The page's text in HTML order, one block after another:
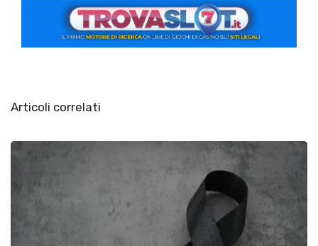
Articoli correlati